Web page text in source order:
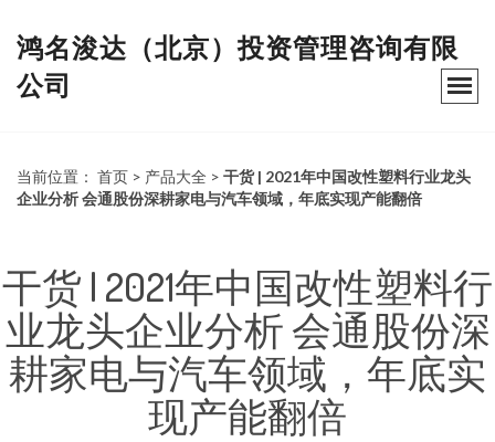
鸿名浚达（北京）投资管理咨询有限
公司
当前位置： 首页 > 产品大全 > 干货 | 2021年中国改性塑料行业龙头
企业分析 会通股份深耕家电与汽车领域，年底实现产能翻倍
干货 | 2021年中国改性塑料行
业龙头企业分析 会通股份深
耕家电与汽车领域，年底实
现产能翻倍